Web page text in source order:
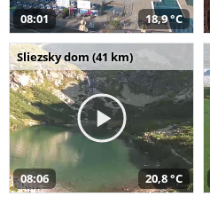
08:01 18,9 °C
Sliezsky dom (41 km)
08:06 20,8 °C